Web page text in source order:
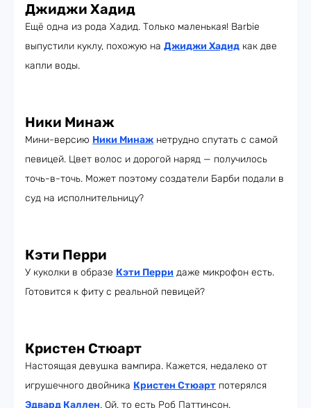
Джиджи Хадид
Ещё одна из рода Хадид. Только маленькая! Barbie
выпустили куклу, похожую на Джиджи Хадид как две
капли воды.
Ники Минаж
Мини-версию Ники Минаж нетрудно спутать с самой
певицей. Цвет волос и дорогой наряд — получилось
точь-в-точь. Может поэтому создатели Барби подали в
суд на исполнительницу?
Кэти Перри
У куколки в образе Кэти Перри даже микрофон есть.
Готовится к фиту с реальной певицей?
Кристен Стюарт
Настоящая девушка вампира. Кажется, недалеко от
игрушечного двойника Кристен Стюарт потерялся
Эдвард Каллен. Ой, то есть Роб Паттинсон.